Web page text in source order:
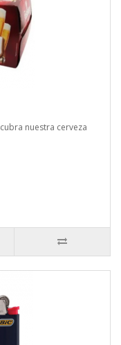
nuestra cerveza